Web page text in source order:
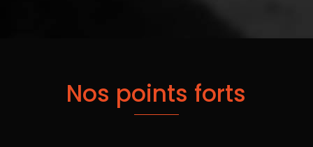
Nos points forts